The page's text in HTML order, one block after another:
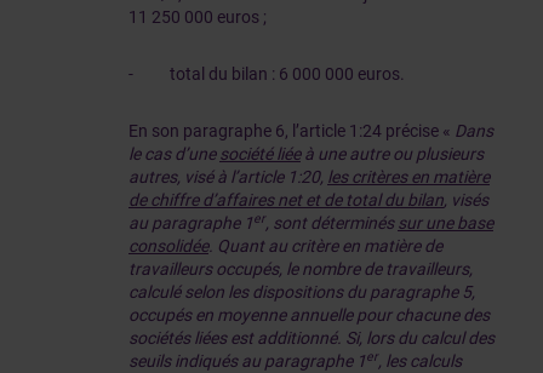
11 250 000 euros ;
- total du bilan : 6 000 000 euros.
En son paragraphe 6, l’article 1:24 précise « Dans
le cas d’unesociété liéeà une autre ou plusieurs
autres, visé à l’article 1:20, les critères en matière
de chiffre d’affaires net et de total du bilan , visés
au paragraphe 1er, sont déterminéssur une base
consolidée. Quant au critère en matière de
travailleurs occupés, le nombre de travailleurs,
calculé selon les dispositions du paragraphe 5,
occupés en moyenne annuelle pour chacune des
sociétés liées est additionné. Si, lors du calcul des
seuils indiqués au paragraphe 1er, les calculs